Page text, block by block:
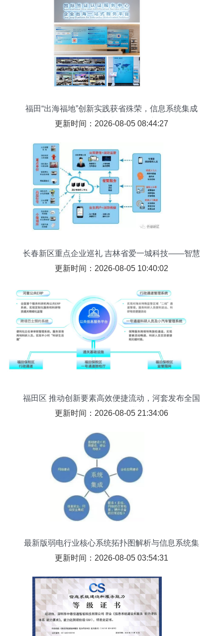
福田“出海福地”创新实践获省殊荣，信息系统集成
服务一站式助企扬帆远航
更新时间：2026-08-05 08:44:27
长春新区重点企业巡礼 吉林省爱一城科技——智慧
消防系统筑起城市安全屏障
更新时间：2026-08-05 10:40:02
福田区 推动创新要素高效便捷流动，河套发布全国
首个服务科研机构的公共ERP系统
更新时间：2026-08-05 21:34:06
最新版弱电行业核心系统拓扑图解析与信息系统集
成服务
更新时间：2026-08-05 03:54:31